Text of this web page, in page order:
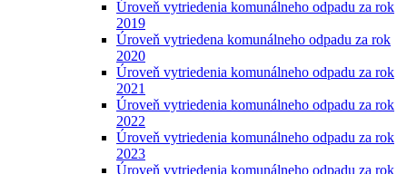
Úroveň vytriedenia komunálneho odpadu za rok
2019
Úroveň vytriedena komunálneho odpadu za rok
2020
Úroveň vytriedenia komunálneho odpadu za rok
2021
Úroveň vytriedenia komunálneho odpadu za rok
2022
Úroveň vytriedenia komunálneho odpadu za rok
2023
Úroveň vytriedenia komunálneho odpadu za rok